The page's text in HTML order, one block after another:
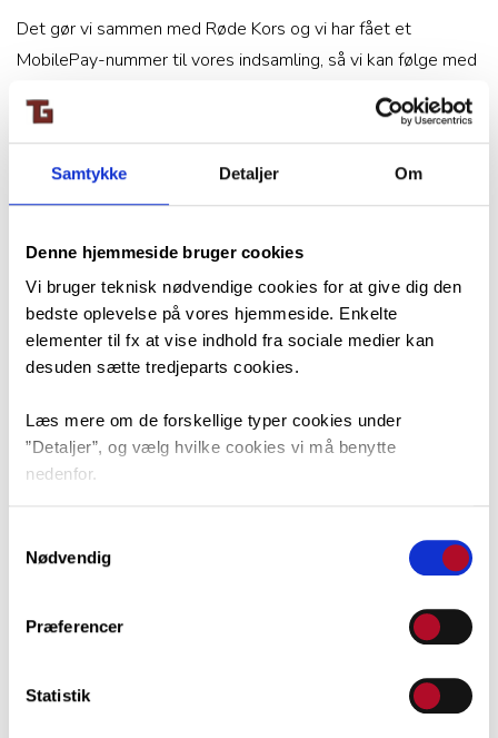
Samtykke Detaljer Om
Denne hjemmeside bruger cookies
Vi bruger teknisk nødvendige cookies for at give dig den
bedste oplevelse på vores hjemmeside. Enkelte
elementer til fx at vise indhold fra sociale medier kan
desuden sætte tredjeparts cookies.
Læs mere om de forskellige typer cookies under
”Detaljer”, og vælg hvilke cookies vi må benytte
nedenfor.
venstre hjørne.
Nødvendig
Præferencer
Statistik
Det gør vi sammen med Røde Kors og vi har fået et
MobilePay-nummer til vores indsamling, så vi kan følge med
i, hvor meget vi samler ind her på skolen. Vil I hjælpe?
I kan allerede nu indbetale det, I kan undvære på dette
MobilePay-nummer fra Røde Kors:
For 225 kr. kan vi fx give akut lægehjælp til en person og for
Situationen i Ukraine er anspændt og farlig, så vi håber, at I
vil støtte op om indsamlingen. Røde Kors yder livsvigtig
førstehjælp og psykisk førstehjælp. Og de står klar med
mad og vand, varmt tøj, ly og kontantbeløb til de titusindvis
og klinikker.
Det er en trist tid, men lad os stå sammen om at hjælpe
I kan følge med i vores indsamling her
Eleverne på TG